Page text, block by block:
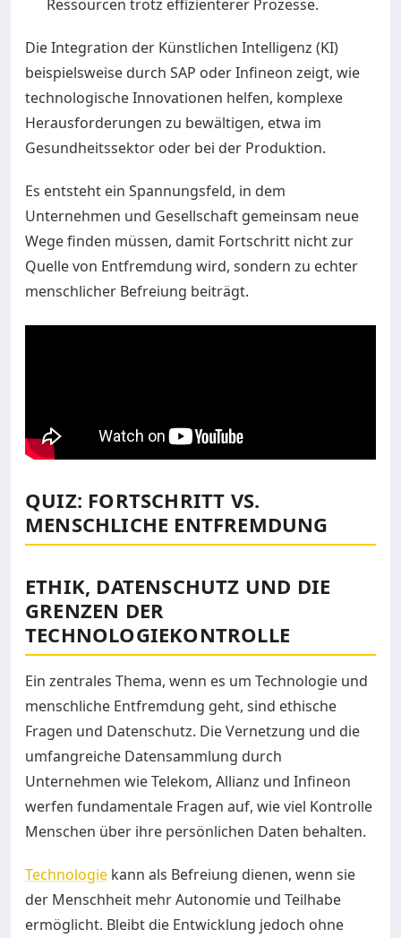
Ressourcen trotz effizienterer Prozesse.
Die Integration der Künstlichen Intelligenz (KI)
beispielsweise durch SAP oder Infineon zeigt, wie
technologische Innovationen helfen, komplexe
Herausforderungen zu bewältigen, etwa im
Gesundheitssektor oder bei der Produktion.
Es entsteht ein Spannungsfeld, in dem
Unternehmen und Gesellschaft gemeinsam neue
Wege finden müssen, damit Fortschritt nicht zur
Quelle von Entfremdung wird, sondern zu echter
menschlicher Befreiung beiträgt.
QUIZ: FORTSCHRITT VS.
MENSCHLICHE ENTFREMDUNG
ETHIK, DATENSCHUTZ UND DIE
GRENZEN DER
TECHNOLOGIEKONTROLLE
Ein zentrales Thema, wenn es um Technologie und
menschliche Entfremdung geht, sind ethische
Fragen und Datenschutz. Die Vernetzung und die
umfangreiche Datensammlung durch
Unternehmen wie Telekom, Allianz und Infineon
werfen fundamentale Fragen auf, wie viel Kontrolle
Menschen über ihre persönlichen Daten behalten.
Technologie kann als Befreiung dienen, wenn sie
der Menschheit mehr Autonomie und Teilhabe
ermöglicht. Bleibt die Entwicklung jedoch ohne